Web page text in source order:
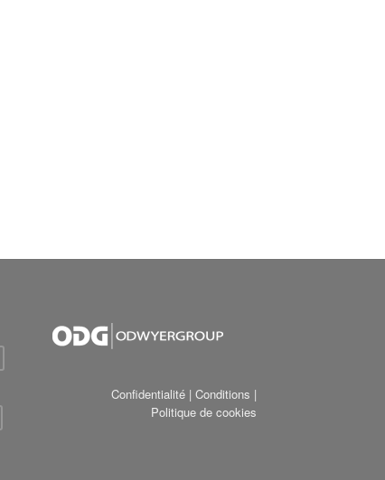
Confidentialité | Conditions |
Politique de cookies